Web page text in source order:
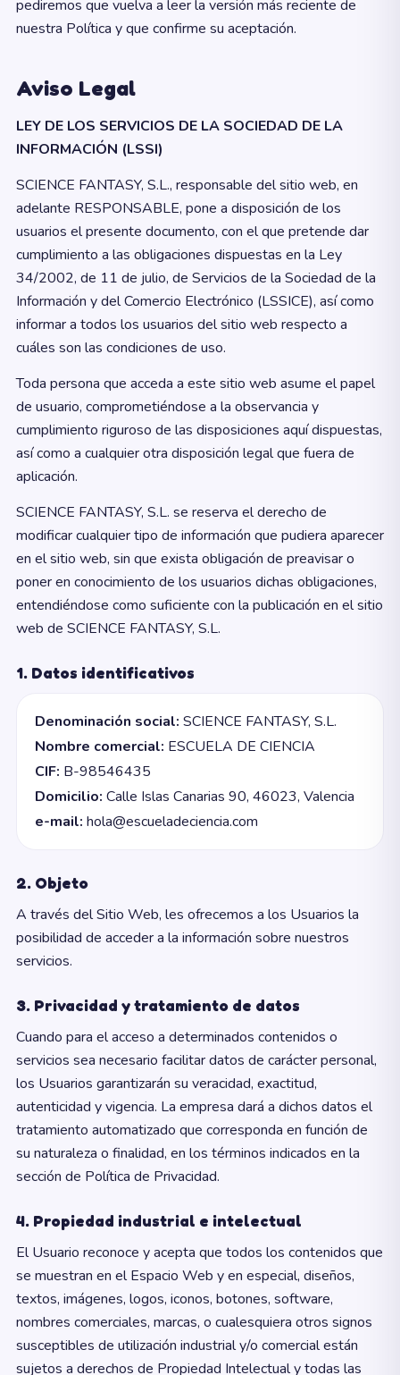
pediremos que vuelva a leer la versión más reciente de
nuestra Política y que confirme su aceptación.
Aviso Legal
LEY DE LOS SERVICIOS DE LA SOCIEDAD DE LA
INFORMACIÓN (LSSI)
SCIENCE FANTASY, S.L., responsable del sitio web, en
adelante RESPONSABLE, pone a disposición de los
usuarios el presente documento, con el que pretende dar
cumplimiento a las obligaciones dispuestas en la Ley
34/2002, de 11 de julio, de Servicios de la Sociedad de la
Información y del Comercio Electrónico (LSSICE), así como
informar a todos los usuarios del sitio web respecto a
cuáles son las condiciones de uso.
Toda persona que acceda a este sitio web asume el papel
de usuario, comprometiéndose a la observancia y
cumplimiento riguroso de las disposiciones aquí dispuestas,
así como a cualquier otra disposición legal que fuera de
aplicación.
SCIENCE FANTASY, S.L. se reserva el derecho de
modificar cualquier tipo de información que pudiera aparecer
en el sitio web, sin que exista obligación de preavisar o
poner en conocimiento de los usuarios dichas obligaciones,
entendiéndose como suficiente con la publicación en el sitio
web de SCIENCE FANTASY, S.L.
1. Datos identificativos
Denominación social: SCIENCE FANTASY, S.L.
Nombre comercial: ESCUELA DE CIENCIA
CIF: B-98546435
Domicilio: Calle Islas Canarias 90, 46023, Valencia
e-mail: hola@escueladeciencia.com
2. Objeto
A través del Sitio Web, les ofrecemos a los Usuarios la
posibilidad de acceder a la información sobre nuestros
servicios.
3. Privacidad y tratamiento de datos
Cuando para el acceso a determinados contenidos o
servicios sea necesario facilitar datos de carácter personal,
los Usuarios garantizarán su veracidad, exactitud,
autenticidad y vigencia. La empresa dará a dichos datos el
tratamiento automatizado que corresponda en función de
su naturaleza o finalidad, en los términos indicados en la
sección de Política de Privacidad.
4. Propiedad industrial e intelectual
El Usuario reconoce y acepta que todos los contenidos que
se muestran en el Espacio Web y en especial, diseños,
textos, imágenes, logos, iconos, botones, software,
nombres comerciales, marcas, o cualesquiera otros signos
susceptibles de utilización industrial y/o comercial están
sujetos a derechos de Propiedad Intelectual y todas las